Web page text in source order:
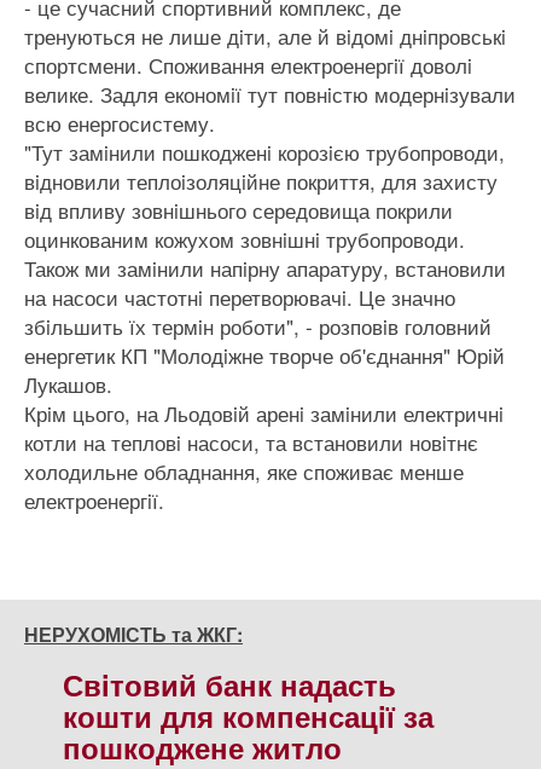
- це сучасний спортивний комплекс, де
тренуються не лише дiти, але й вiдомi днiпровськi
спортсмени. Споживання електроенергiї доволi
велике. Задля економiї тут повнiстю модернiзували
всю енергосистему.
"Тут замiнили пошкодженi корозiєю трубопроводи,
вiдновили теплоiзоляцiйне покриття, для захисту
вiд впливу зовнiшнього середовища покрили
оцинкованим кожухом зовнiшнi трубопроводи.
Також ми замiнили напiрну апаратуру, встановили
на насоси частотнi перетворювачi. Це значно
збiльшить їх термiн роботи", - розповiв головний
енергетик КП "Молодiжне творче об'єднання" Юрiй
Лукашов.
Крiм цього, на Льодовiй аренi замiнили електричнi
котли на тепловi насоси, та встановили новiтнє
холодильне обладнання, яке споживає менше
електроенергiї.
НЕРУХОМІСТЬ та ЖКГ:
Свiтовий банк надасть
кошти для компенсацiї за
пошкоджене житло